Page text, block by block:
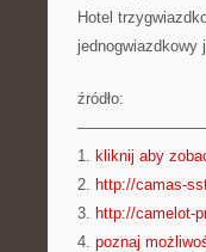
Hotel
jednogwiazdkowy
źródło:
1. kliknij aby
2. http://camas-
3. http://camelot-
4. poznaj